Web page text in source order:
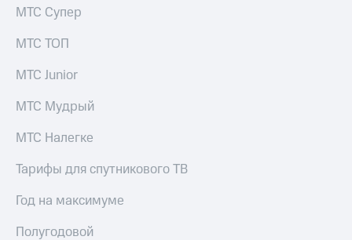
МТС Супер
МТС ТОП
МТС Junior
МТС Мудрый
МТС Налегке
Тарифы для спутникового ТВ
Год на максимуме
Полугодовой